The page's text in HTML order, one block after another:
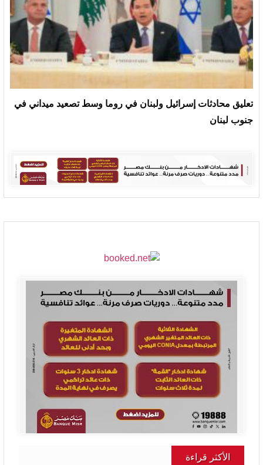
تعليق محادثات إسرائيل ولبنان في روما وسط تصعيد ميداني في
جنوب لبنان
الأكثر قراءة